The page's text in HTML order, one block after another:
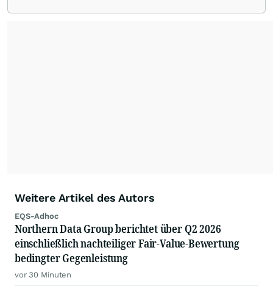
Weitere Artikel des Autors
EQS-Adhoc
Northern Data Group berichtet über Q2 2026
einschließlich nachteiliger Fair-Value-Bewertung
bedingter Gegenleistung
vor 30 Minuten